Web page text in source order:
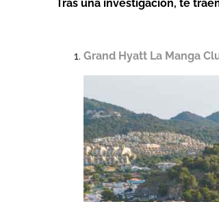
Tras una investigación, te
Grand Hyatt La Manga